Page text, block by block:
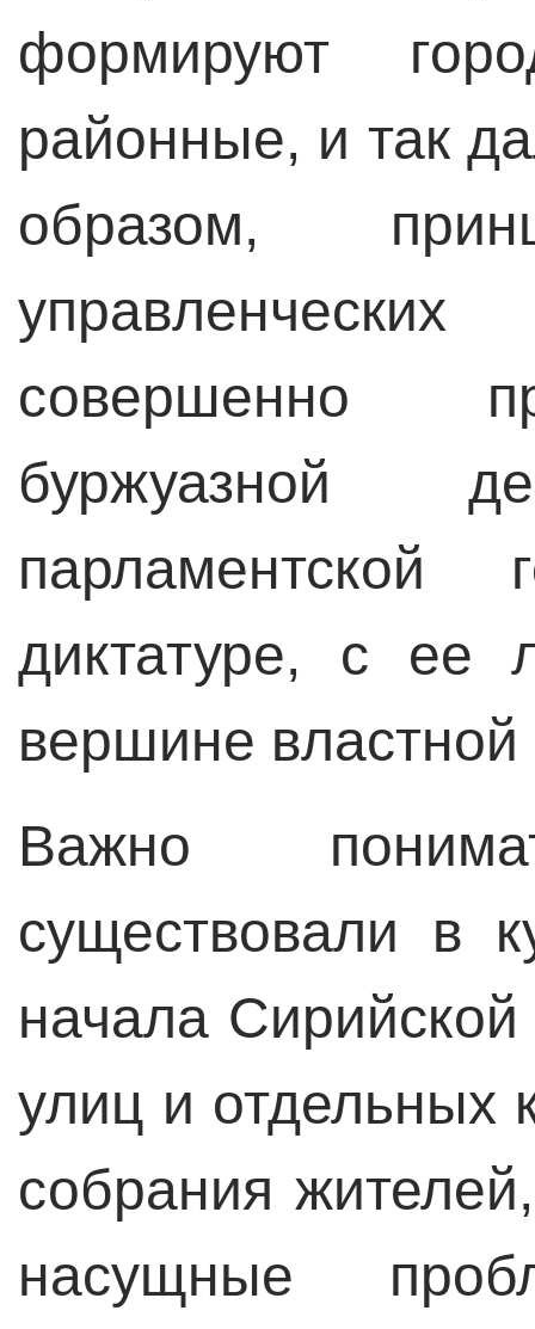
формируют
районные, и так
образом,
совершенно
буржуазной
диктатуре, с ее
вершине
Важно
существовали в
начала
улиц и отдельных
собрания
насущные